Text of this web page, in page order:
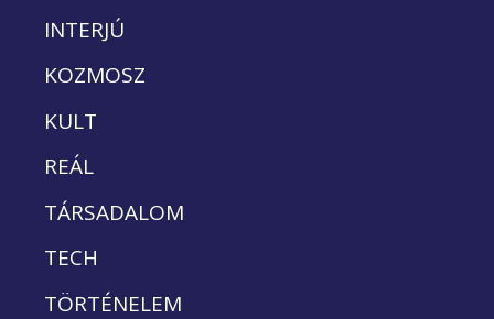
INTERJÚ
KOZMOSZ
KULT
REÁL
TÁRSADALOM
TECH
TÖRTÉNELEM